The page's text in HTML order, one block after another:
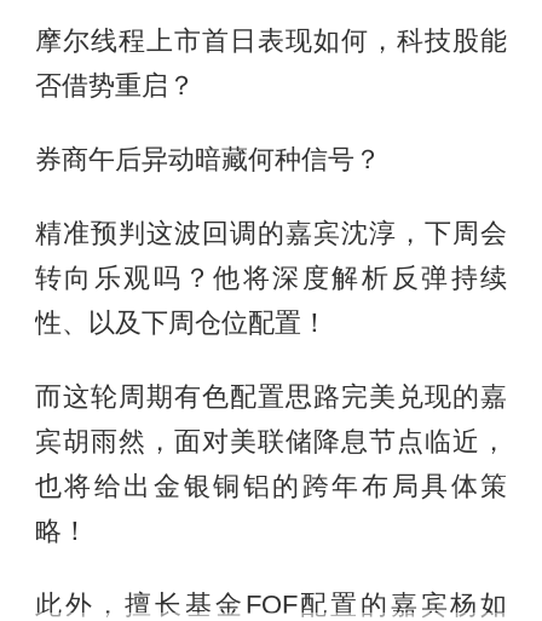
摩尔线程上市首日表现如何，科技股能
否借势重启？
券商午后异动暗藏何种信号？
精准预判这波回调的嘉宾沈淳，下周会
转向乐观吗？他将深度解析反弹持续
性、以及下周仓位配置！
而这轮周期有色配置思路完美兑现的嘉
宾胡雨然，面对美联储降息节点临近，
也将给出金银铜铝的跨年布局具体策
略！
此外，擅长基金FOF配置的嘉宾杨如